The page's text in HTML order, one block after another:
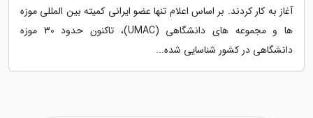
آغاز به کار کردند. بر اساس اعلام تنها عضو ایرانی کمیته بین المللی موزه
ها و مجموعه های دانشگاهی (UMAC)، تاکنون حدود 30 موزه
دانشگاهی در کشور شناسایی شده...